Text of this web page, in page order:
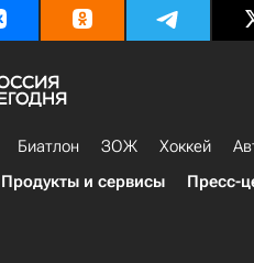
Биатлон ЗОЖ Хоккей
Продукты и сервисы Пресс-